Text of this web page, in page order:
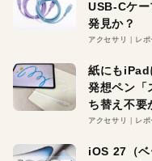
USB-Cケ
発見か？
アクセサリ レポ
紙にもiPad
発想ペン「
ち替え不要
アクセサリ レポ
iOS 27（